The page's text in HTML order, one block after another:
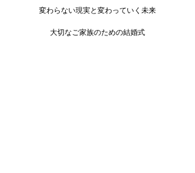
変わらない現実と変わっていく未来
大切なご家族のための結婚式